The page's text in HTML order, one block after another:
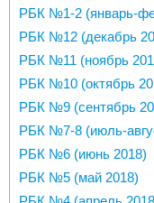
РБК №1-2 (январь-
РБК №12 (декабрь
РБК №11 (ноябрь
РБК №10 (октябрь
РБК №9 (сентябрь
РБК №7-8 (июль-
РБК №6 (июнь 2018)
РБК №5 (май 2018)